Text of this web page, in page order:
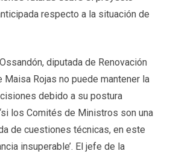
respecto a la situación de
diputada de Renovación
Maisa Rojas no puede mantener la
debido a su postura
los Comités de Ministros son una
de cuestiones técnicas, en este
insuperable’. El jefe de la